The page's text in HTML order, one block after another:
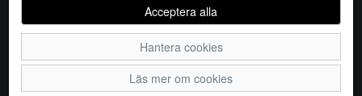
Acceptera alla
Hantera cookies
Läs mer om cookies
Sko-fynd i Vimmerby AB
S:t Torget 2, 598 21 VIMMERBY, Telefon:
| Om oss Kontakta oss